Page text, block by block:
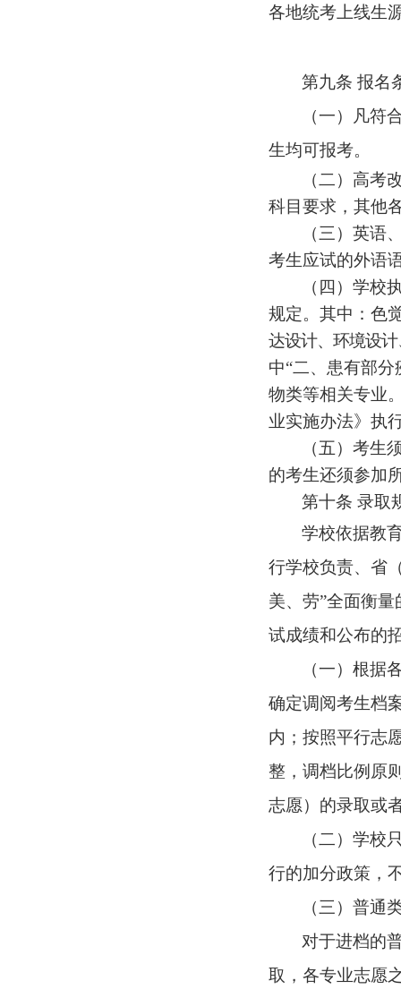
各地统考上线生
第九条 报名
（一）凡符
生均可报考。
（二）高考
科目要求，其他
（三）英语
考生应试的外语
（四） 学校
规定。其中： 色
达设计、环境设
中“二、患有部
物类等相关专业
业实施办法》执
（五）考生
的考生还须参加
第十条 录取
学校依据教
行学校负责、省
美、劳”全面衡
试成绩和公布的
（一）根据
确定调阅考生档
内；按照平行志
整，调档比例原
志愿）的录取或
（二）学校
行的加分政策，
（三）普通
对于进档的
取，各专业志愿